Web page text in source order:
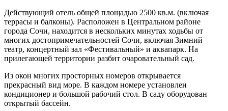
Действующий отель общей площадью 2500 кв.м. (включая
террасы и балконы). Расположен в Центральном районе
города Сочи, находится в нескольких минутах ходьбы от
многих достопримечательностей Сочи, включая Зимний
театр, концертный зал «Фестивальный» и аквапарк. На
прилегающей территории разбит очаровательный сад.
Из окон многих просторных номеров открывается
прекрасный вид море. В каждом номере установлен
кондиционер и большой рабочий стол. В саду оборудован
открытый бассейн.